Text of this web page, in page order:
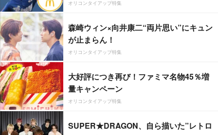
オリコンタイアップ特集
森崎ウィン×向井康二“両片思い”にキュン
が止まらん！
オリコンタイアップ特集
大好評につき再び！ファミマ名物45％増
量キャンペーン
オリコンタイアップ特集
SUPER★DRAGON、自ら描いた”レトロ